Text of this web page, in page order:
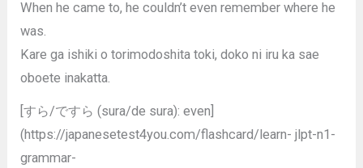
When he came to, he couldn’t even remember where he
was.
Kare ga ishiki o torimodoshita toki, doko ni iru ka sae
oboete inakatta.
[すら/ですら (sura/de sura): even]
(https://japanesetest4you.com/flashcard/learn- jlpt-n1-
grammar-